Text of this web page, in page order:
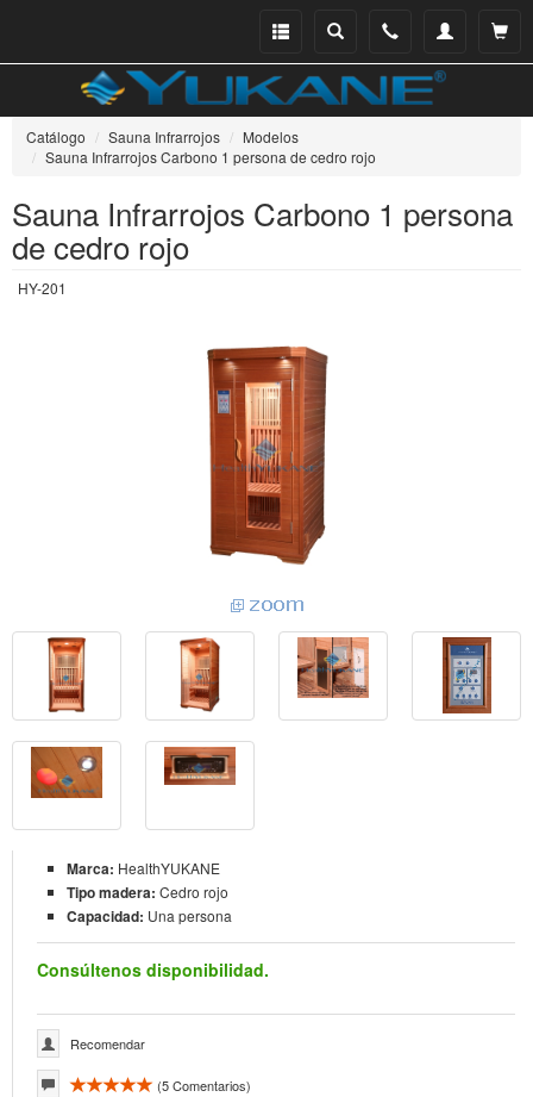
Ver
Mi
Teléfono
Buscar
Menu
Catálogo Sauna Infrarrojos
Modelos
Sauna Infrarrojos Carbono 1 persona de cedro rojo
Sauna Infrarrojos Carbono 1 persona
de cedro rojo
HY-201
Marca: HealthYUKANE
Tipo madera: Cedro rojo
Capacidad: Una persona
Consúltenos disponibilidad.
Recomendar
(5Comentarios)